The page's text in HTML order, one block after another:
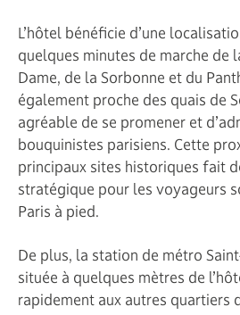
L’hôtel bénéficie d’une
quelques minutes de marche de
Dame, de la Sorbonne et du
également proche des quais de
agréable de se promener et
bouquinistes parisiens. Cette
principaux sites historiques fait
stratégique pour les voyageurs
Paris à pied.
De plus, la station de métro
située à quelques mètres de
rapidement aux autres quartiers